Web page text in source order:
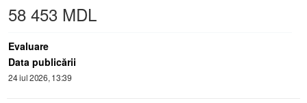
58 453 MDL
Evaluare
Data publicării
24 iul 2026, 13:39